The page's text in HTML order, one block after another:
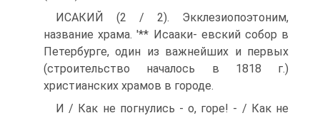
ИСАКИЙ (2 / 2). Экклезиопоэтоним,
название храма. '** Исааки- евский собор в
Петербурге, один из важнейших и первых
(стро­ительство началось в 1818 г.)
христианских храмов в городе.
И / Как не погнулись - о, горе! - / Как не